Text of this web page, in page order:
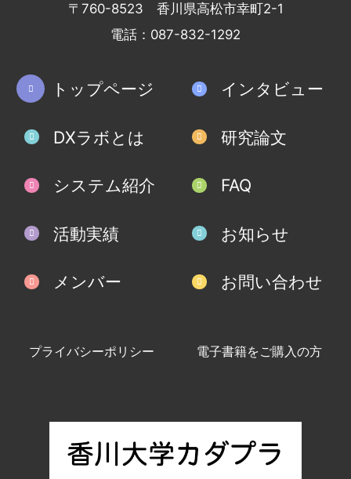
〒760-8523 香川県高松市幸町2-1
電話：087-832-1292
トップページ
DXラボとは
システム紹介
活動実績
メンバー
インタビュー
研究論文
FAQ
お知らせ
お問い合わせ
プライバシーポリシー 電子書籍をご購入の方